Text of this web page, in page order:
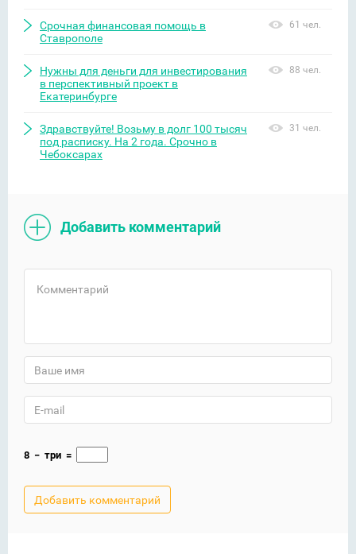
Срочная финансовая помощь в
Ставрополе
61 чел.
Нужны для деньги для инвестирования
в перспективный проект в
Екатеринбурге
88 чел.
Здравствуйте! Возьму в долг 100 тысяч
под расписку. На 2 года. Срочно в
Чебоксарах
31 чел.
Добавить комментарий
8 − три =